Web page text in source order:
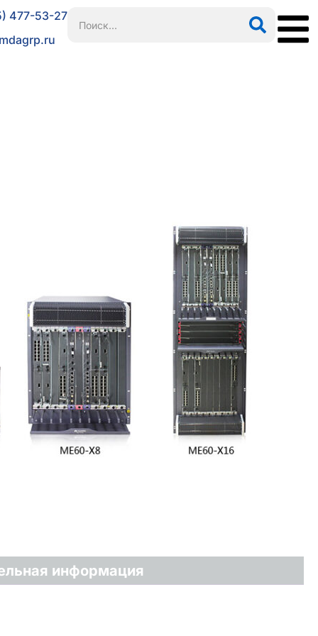
477-53-27
информация